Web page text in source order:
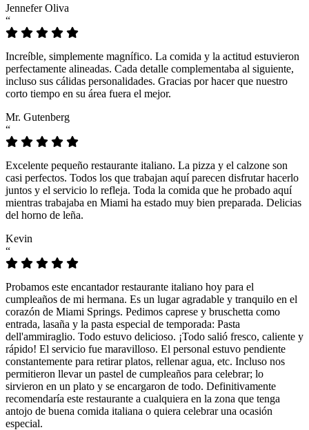
Jennefer Oliva
“
Increíble, simplemente magnífico. La comida y la actitud estuvieron
perfectamente alineadas. Cada detalle complementaba al siguiente,
incluso sus cálidas personalidades. Gracias por hacer que nuestro
corto tiempo en su área fuera el mejor.
Mr. Gutenberg
“
Excelente pequeño restaurante italiano. La pizza y el calzone son
casi perfectos. Todos los que trabajan aquí parecen disfrutar hacerlo
juntos y el servicio lo refleja. Toda la comida que he probado aquí
mientras trabajaba en Miami ha estado muy bien preparada. Delicias
del horno de leña.
Kevin
“
Probamos este encantador restaurante italiano hoy para el
cumpleaños de mi hermana. Es un lugar agradable y tranquilo en el
corazón de Miami Springs. Pedimos caprese y bruschetta como
entrada, lasaña y la pasta especial de temporada: Pasta
dell'ammiraglio. Todo estuvo delicioso. ¡Todo salió fresco, caliente y
rápido! El servicio fue maravilloso. El personal estuvo pendiente
constantemente para retirar platos, rellenar agua, etc. Incluso nos
permitieron llevar un pastel de cumpleaños para celebrar; lo
sirvieron en un plato y se encargaron de todo. Definitivamente
recomendaría este restaurante a cualquiera en la zona que tenga
antojo de buena comida italiana o quiera celebrar una ocasión
especial.